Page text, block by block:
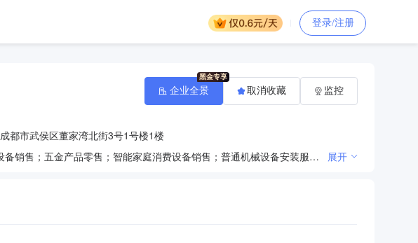
登录/注册
成都市武侯区董家湾北街3号1号楼1楼
一般项目：非电力家用器具销售；制冷、空调设备销售；气体、液体分离及纯净设备销售；五金产品零售；智能家庭消费设备销售；普通机械设备安装服务；专业保洁、清洗、消毒服务；住宅水电安装维护服务；特种设备销售；电子产品销售；家居用品销售；卫生洁具销售；建筑材料销售；家具销售；家具安装和维修服务；家用电器销售；日用家电零售；家用电器零配件销售；日用电器修理；家用电器安装服务；工程管理服务；技术服务、技术开发、技术咨询、技术交流、技术转让、技术推广。（除依法须经批准的项目外，凭营业执照依法自主开展经营活动）许可项目：燃气燃烧器具安装、维修；建设工程施工。（依法须经批准的项目，经相关部门批准后方可开展经营活动，具体经营项目以相关部门批准文件或许可证件为准） 展开
企业全景 取消收藏 监控